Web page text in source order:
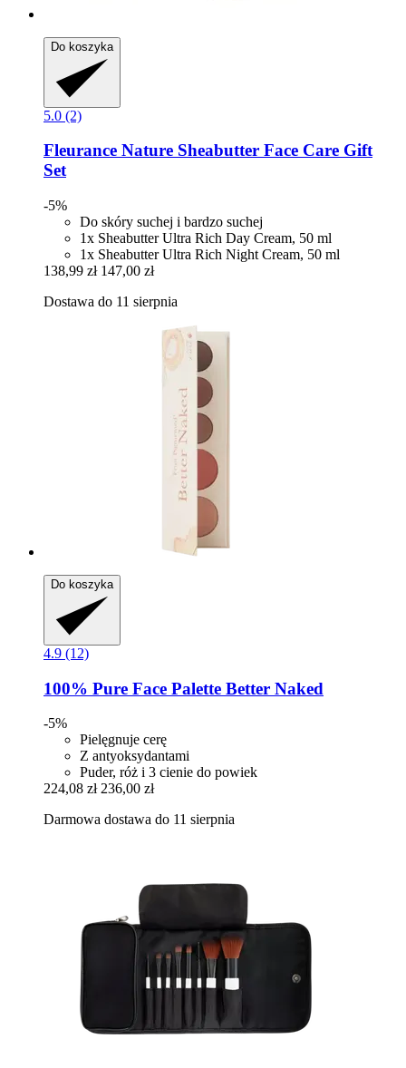
Do koszyka
5.0 (2)
Fleurance Nature Sheabutter Face Care Gift
Set
-5%
Do skóry suchej i bardzo suchej
1x Sheabutter Ultra Rich Day Cream, 50 ml
1x Sheabutter Ultra Rich Night Cream, 50 ml
138,99 zł 147,00 zł
Dostawa do 11 sierpnia
Do koszyka
4.9 (12)
100% Pure Face Palette Better Naked
-5%
Pielęgnuje cerę
Z antyoksydantami
Puder, róż i 3 cienie do powiek
224,08 zł 236,00 zł
Darmowa dostawa do 11 sierpnia